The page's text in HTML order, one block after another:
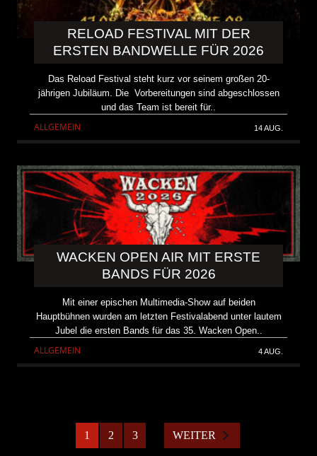
RELOAD FESTIVAL MIT DER
ERSTEN BANDWELLE FÜR 2026
Das Reload Festival steht kurz vor seinem großen 20-
jährigen Jubiläum. Die Vorbereitungen sind abgeschlossen
und das Team ist bereit für..
ALLGEMEIN 14 AUG.
WACKEN OPEN AIR MIT ERSTE
BANDS FÜR 2026
Mit einer epischen Multimedia-Show auf beiden
Hauptbühnen wurden am letzten Festivalabend unter lautem
Jubel die ersten Bands für das 35. Wacken Open..
ALLGEMEIN 4 AUG.
1 2 3 WEITER